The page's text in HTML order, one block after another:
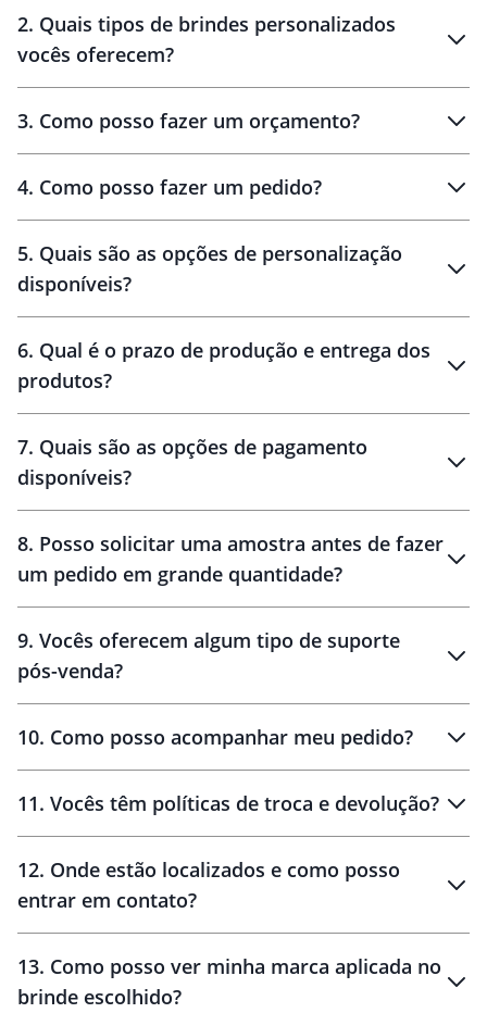
Brindes personalizados
2. Quais tipos de brindes personalizados
vocês oferecem?
personalizados
3. Como posso fazer um orçamento?
brinde
personalização
4. Como posso fazer um pedido?
amostra virtual
5. Quais são as opções de personalização
disponíveis?
6. Qual é o prazo de produção e entrega dos
produtos?
10 dias
brinde
48 horas
7. Quais são as opções de pagamento
disponíveis?
8. Posso solicitar uma amostra antes de fazer
um pedido em grande quantidade?
amostras
9. Vocês oferecem algum tipo de suporte
pós-venda?
10. Como posso acompanhar meu pedido?
11. Vocês têm políticas de troca e devolução?
30 dias
12. Onde estão localizados e como posso
entrar em contato?
13. Como posso ver minha marca aplicada no
brinde escolhido?